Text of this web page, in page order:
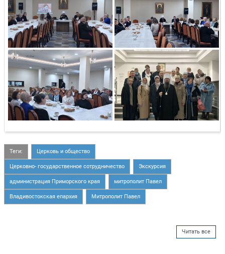
Теги: Церковь и общество
Церковно- государственное сотрудничество Экскурсия
администрация Приморского края митрополит Павел
Владивостокская епархия Митрополит Павел
Читать все